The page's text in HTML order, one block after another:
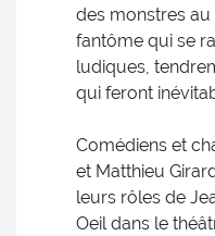
des monstres au
fantôme qui se
ludiques,
qui feront
Comédiens et
et Matthieu
leurs rôles de
Oeil dans le